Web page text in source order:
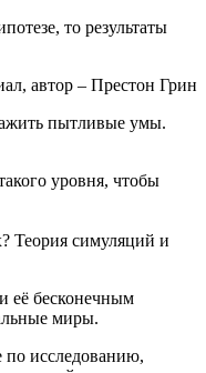
то результаты
автор – Престон Грин
пытливые умы.
уровня, чтобы
Теория симуляций и
её бесконечным
миры.
по исследованию,